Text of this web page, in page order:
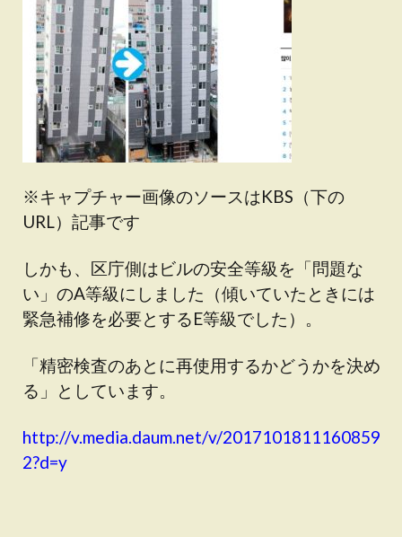
※キャプチャー画像のソースはKBS（下の
URL）記事です
しかも、区庁側はビルの安全等級を「問題な
い」のA等級にしました（傾いていたときには
緊急補修を必要とするE等級でした）。
「精密検査のあとに再使用するかどうかを決め
る」としています。
http://v.media.daum.net/v/2017101811160859
2?d=y